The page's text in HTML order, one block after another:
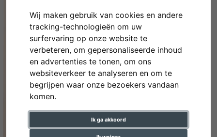
Wij maken gebruik van cookies en andere
tracking-technologieën om uw
surfervaring op onze website te
verbeteren, om gepersonaliseerde inhoud
en advertenties te tonen, om ons
websiteverkeer te analyseren en om te
begrijpen waar onze bezoekers vandaan
komen.
Ik ga akkoord
Terug